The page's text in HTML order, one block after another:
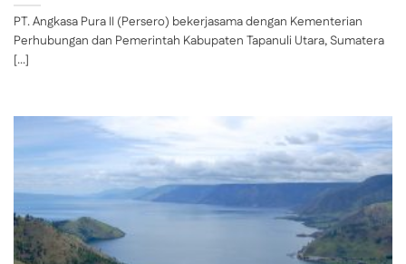
PT. Angkasa Pura II (Persero) bekerjasama dengan Kementerian
Perhubungan dan Pemerintah Kabupaten Tapanuli Utara, Sumatera
[...]